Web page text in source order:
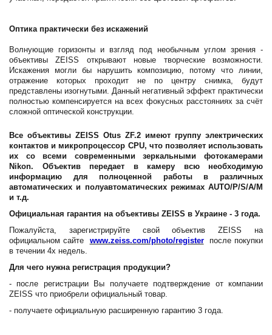
Оптика практически без искажений
Волнующие горизонты и взгляд под необычным углом зрения -
объективы ZEISS открывают новые творческие возможности.
Искажения могли бы нарушить композицию, потому что линии,
отражение которых проходит не по центру снимка, будут
представлены изогнутыми. Данный негативный эффект практически
полностью компенсируется на всех фокусных расстояниях за счёт
сложной оптической конструкции.
Все объективы ZEISS Otus ZF.2 имеют группу электрических
контактов и микропроцессор CPU, что позволяет использовать
их со всеми современными зеркальными фотокамерами
Nikon. Объектив передает в камеру всю необходимую
информацию для полноценной работы в различных
автоматических и полуавтоматических режимах AUTO/P/S/A/M
и т.д.
Официальная гарантия на объективы ZEISS в Украине - 3 года.
Пожалуйста, зарегистрируйте свой объектив ZEISS на
официальном сайте
www.zeiss.com/photo/registerпосле покупки
в течении 4х недель.
Для чего нужна регистрация продукции?
- после регистрации Вы получаете подтверждение от компании
ZEISS что приобрели официальный товар.
- получаете официальную расширенную гарантию 3 года.